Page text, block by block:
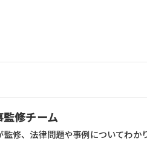
修チーム
修、法律問題や事例についてわ